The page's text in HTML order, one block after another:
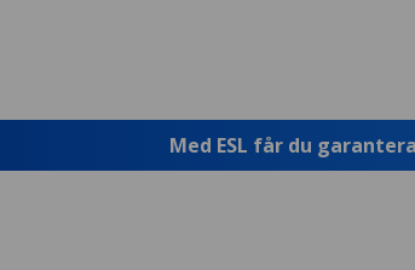
Med ESL får du